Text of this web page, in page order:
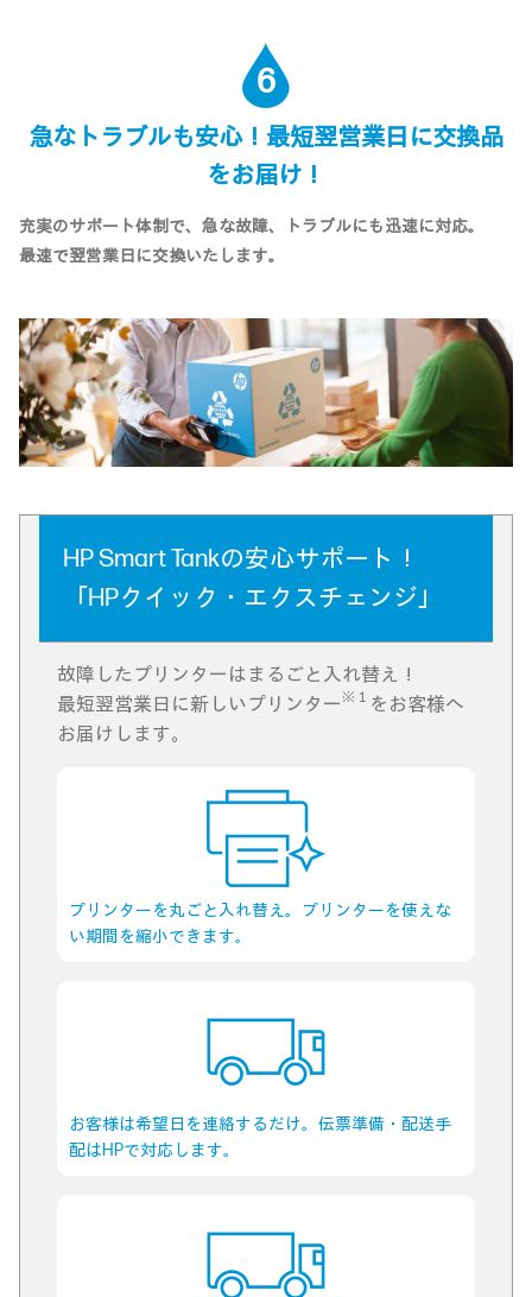
6
急なトラブルも安心！最短翌営業日に交換品
をお届け！
充実のサポート体制で、急な故障、トラブルにも迅速に対応。
最速で翌営業日に交換いたします。
HP Smart Tankの安心サポート！
「HPクイック・エクスチェンジ」
故障したプリンターはまるごと入れ替え！
最短翌営業日に新しいプリンター ※１ をお客様へ
お届けします。
プリンターを丸ごと入れ替え。プリンターを使えな
い期間を縮小できます。
お客様は希望日を連絡するだけ。伝票準備・配送手
配はHPで対応します。